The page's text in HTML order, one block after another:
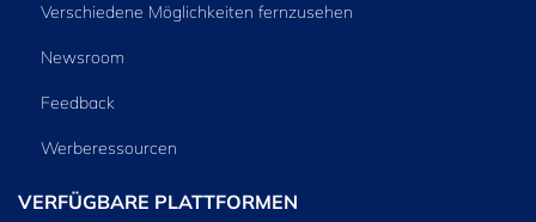
Verschiedene Möglichkeiten fernzusehen
Newsroom
Feedback
Werberessourcen
VERFÜGBARE PLATTFORMEN